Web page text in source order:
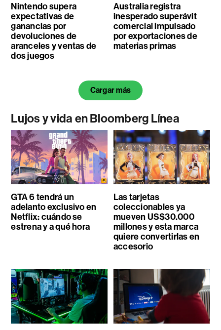
Nintendo supera
expectativas de
ganancias por
devoluciones de
aranceles y ventas de
dos juegos
Australia registra
inesperado superávit
comercial impulsado
por exportaciones de
materias primas
Cargar más
Lujos y vida en Bloomberg Línea
GTA 6 tendrá un
adelanto exclusivo en
Netflix: cuándo se
estrena y a qué hora
Las tarjetas
coleccionables ya
mueven US$30.000
millones y esta marca
quiere convertirlas en
accesorio